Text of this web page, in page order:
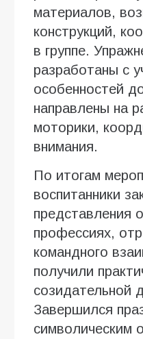
материалов,
конструкций,
в группе.
разработаны с
особенностей
направлены на
моторики,
внимания.
По итогам
воспитанники
представления
профессиях,
командного
получили
созидательной
Завершился
символическим